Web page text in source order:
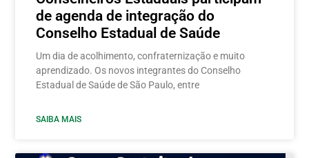
de agenda de integração do
Conselho Estadual de Saúde
Um dia de acolhimento, confraternização e muito
aprendizado. Os novos integrantes do Conselho
Estadual de Saúde de São Paulo, entre
SAIBA MAIS